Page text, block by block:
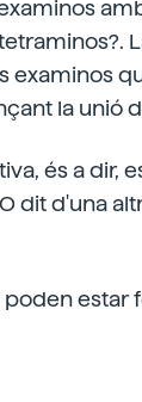
examinos
la unió
és a dir,
dit d'una